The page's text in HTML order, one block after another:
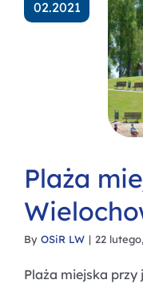
02.2021
Plaża
By OSiR LW | 22
Plaża miejska przy